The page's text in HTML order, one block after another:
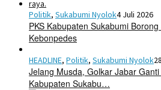
Politik, Sukabumi Nyolok4 Juli 2026
PKS Kabupaten Sukabumi
Kebonpedes
HEADLINE, Politik, Sukabumi Nyolok
Jelang Musda, Golkar Jabar
Kabupaten Sukabu…